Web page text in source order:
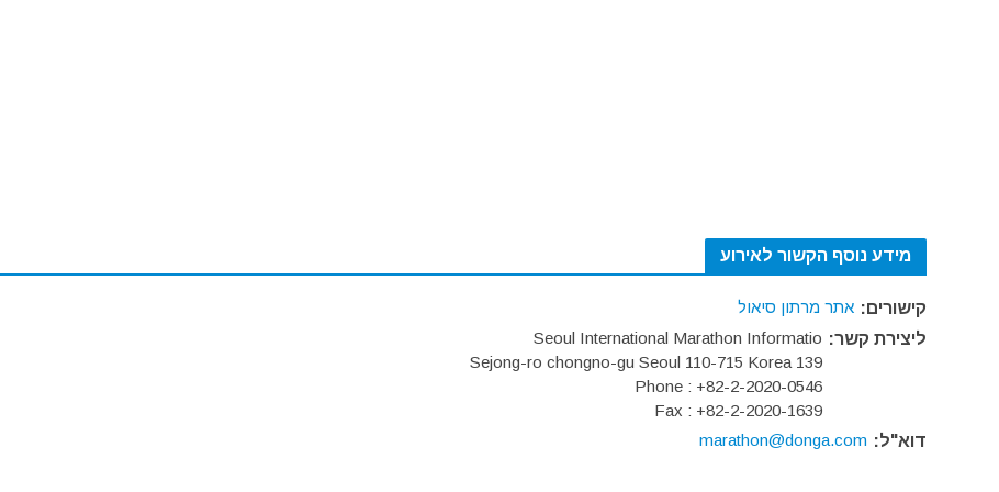
מידע נוסף הקשור לאירוע
קישורים: אתר מרתון סיאול
ליצירת קשר: Seoul International Marathon Informatio
139 Sejong-ro chongno-gu Seoul 110-715 Korea
Phone : +82-2-2020-0546
Fax : +82-2-2020-1639
דוא"ל: marathon@donga.com